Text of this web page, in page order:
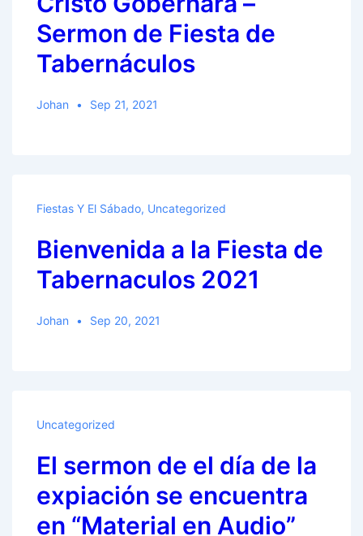
no
se
parece
Iglesia
Día
la
Continuación
de
la
Sermon de Fiesta de
Tabernáculos
Johan Sep 21, 2021
Fiestas Y El Sábado, Uncategorized
Bienvenida a la Fiesta de
Tabernaculos 2021
Johan Sep 20, 2021
Uncategorized
El sermon de el día de la
expiación se encuentra
en “Material en Audio”